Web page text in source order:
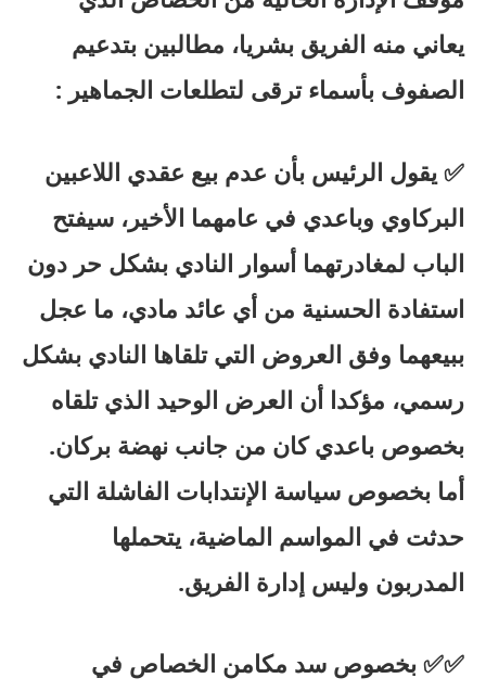
يعاني منه الفريق بشريا، مطالبين بتدعيم
الصفوف بأسماء ترقى لتطلعات الجماهير :
✅ يقول الرئيس بأن عدم بيع عقدي اللاعبين
البركاوي وباعدي في عامهما الأخير، سيفتح
الباب لمغادرتهما أسوار النادي بشكل حر دون
استفادة الحسنية من أي عائد مادي، ما عجل
ببيعهما وفق العروض التي تلقاها النادي بشكل
رسمي، مؤكدا أن العرض الوحيد الذي تلقاه
بخصوص باعدي كان من جانب نهضة بركان.
أما بخصوص سياسة الإنتدابات الفاشلة التي
حدثت في المواسم الماضية، يتحملها
المدربون وليس إدارة الفريق.
✅✅ بخصوص سد مكامن الخصاص في